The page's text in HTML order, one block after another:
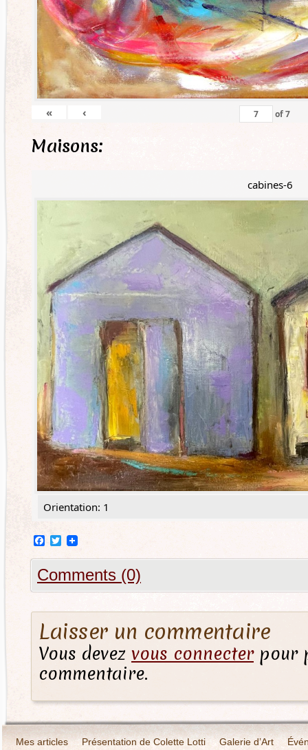
« ‹ of7
Maisons:
cabines-6
Orientation: 1
Facebook
Twitter
Comments (0)
Laisser un commentaire
Vous devez vous connecterpour
commentaire.
Mes articles Présentation de Colette Lotti Galerie d’Art